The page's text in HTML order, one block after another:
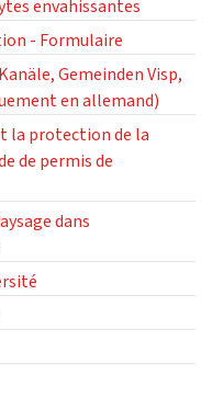
envahissantes
- Formulaire
Gemeinden Visp,
en allemand)
la protection de la
de permis de
dans